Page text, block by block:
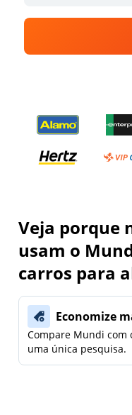
Veja porque
usam o
carros para
Economize
Compare Mundi com
uma única pesquisa.